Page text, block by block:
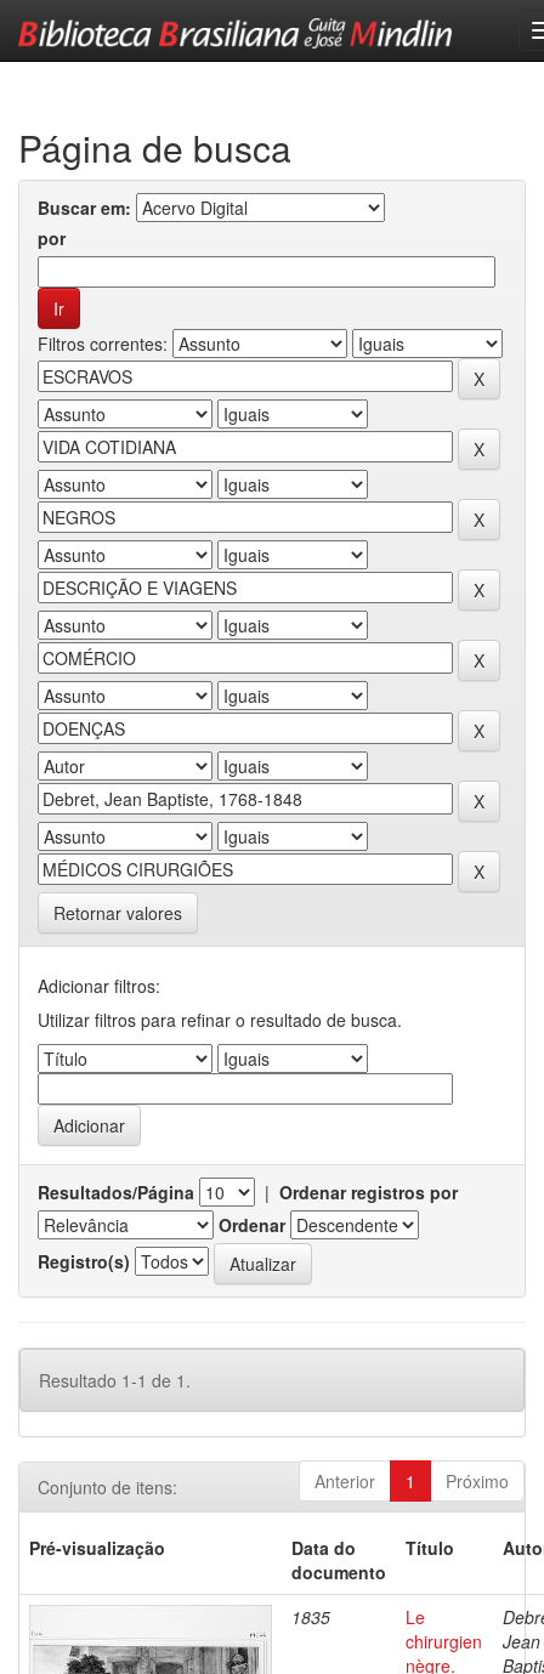
Página de busca
Buscar em:
por
Filtros correntes:
Retornar valores
Adicionar filtros:
Utilizar filtros para refinar o resultado de busca.
Resultados/Página | Ordenar registros por
Ordenar
Registro(s)
Resultado 1-1 de 1.
Anterior 1 Próximo
Conjunto de itens:
Pré-visualização
Data do
documento
Título
1835
Le
chirurgien
nègre.
Jean